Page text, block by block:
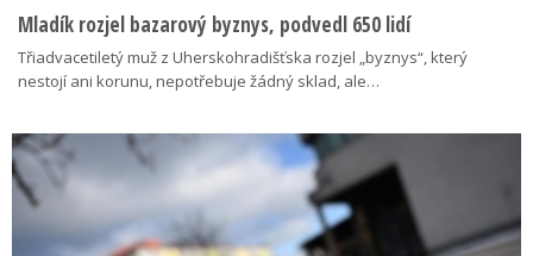
Mladík rozjel bazarový byznys, podvedl 650 lidí
Třiadvacetiletý muž z Uherskohradišťska rozjel „byznys“, který
nestojí ani korunu, nepotřebuje žádný sklad, ale…